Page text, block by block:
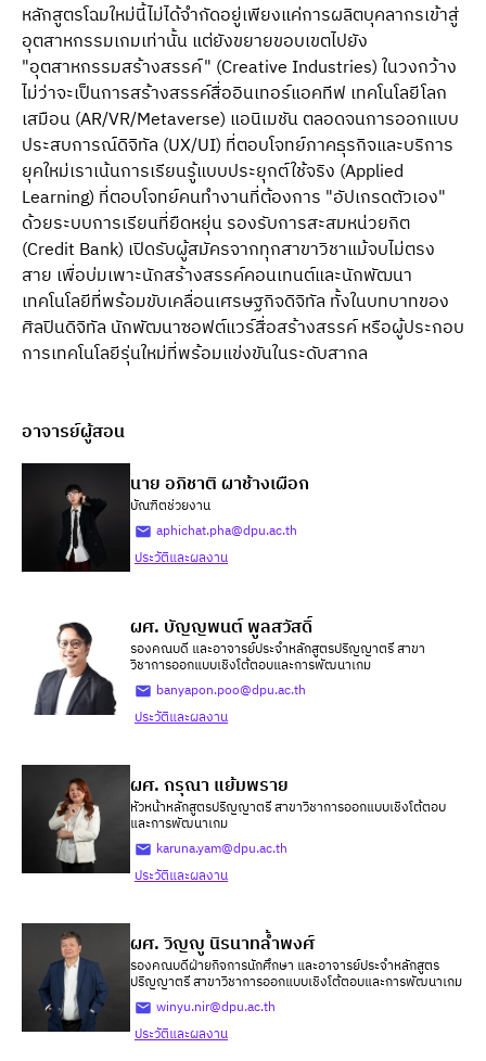
หลักสูตรโฉมใหม่นี้ไม่ได้จำกัดอยู่เพียงแค่การผลิตบุคลากรเข้าสู่
อุตสาหกรรมเกมเท่านั้น แต่ยังขยายขอบเขตไปยัง
"อุตสาหกรรมสร้างสรรค์" (Creative Industries) ในวงกว้าง
ไม่ว่าจะเป็นการสร้างสรรค์สื่ออินเทอร์แอคทีฟ เทคโนโลยีโลก
เสมือน (AR/VR/Metaverse) แอนิเมชัน ตลอดจนการออกแบบ
ประสบการณ์ดิจิทัล (UX/UI) ที่ตอบโจทย์ภาคธุรกิจและบริการ
ยุคใหม่เราเน้นการเรียนรู้แบบประยุกต์ใช้จริง (Applied
Learning) ที่ตอบโจทย์คนทำงานที่ต้องการ "อัปเกรดตัวเอง"
ด้วยระบบการเรียนที่ยืดหยุ่น รองรับการสะสมหน่วยกิต
(Credit Bank) เปิดรับผู้สมัครจากทุกสาขาวิชาแม้จบไม่ตรง
สาย เพื่อบ่มเพาะนักสร้างสรรค์คอนเทนต์และนักพัฒนา
เทคโนโลยีที่พร้อมขับเคลื่อนเศรษฐกิจดิจิทัล ทั้งในบทบาทของ
ศิลปินดิจิทัล นักพัฒนาซอฟต์แวร์สื่อสร้างสรรค์ หรือผู้ประกอบ
การเทคโนโลยีรุ่นใหม่ที่พร้อมแข่งขันในระดับสากล
อาจารย์ผู้สอน
นาย อภิชาติ ผาช้างเผือก
บัณฑิตช่วยงาน
aphichat.pha@dpu.ac.th
ประวัติและผลงาน
ผศ. บัญญพนต์ พูลสวัสดิ์
รองคณบดี และอาจารย์ประจำหลักสูตรปริญญาตรี สาขา
วิชาการออกแบบเชิงโต้ตอบและการพัฒนาเกม
banyapon.poo@dpu.ac.th
ประวัติและผลงาน
ผศ. กรุณา แย้มพราย
หัวหน้าหลักสูตรปริญญาตรี สาขาวิชาการออกแบบเชิงโต้ตอบ
และการพัฒนาเกม
karuna.yam@dpu.ac.th
ประวัติและผลงาน
ผศ. วิญญู นิรนาทล้ำพงศ์
รองคณบดีฝ่ายกิจการนักศึกษา และอาจารย์ประจำหลักสูตร
ปริญญาตรี สาขาวิชาการออกแบบเชิงโต้ตอบและการพัฒนาเกม
winyu.nir@dpu.ac.th
ประวัติและผลงาน